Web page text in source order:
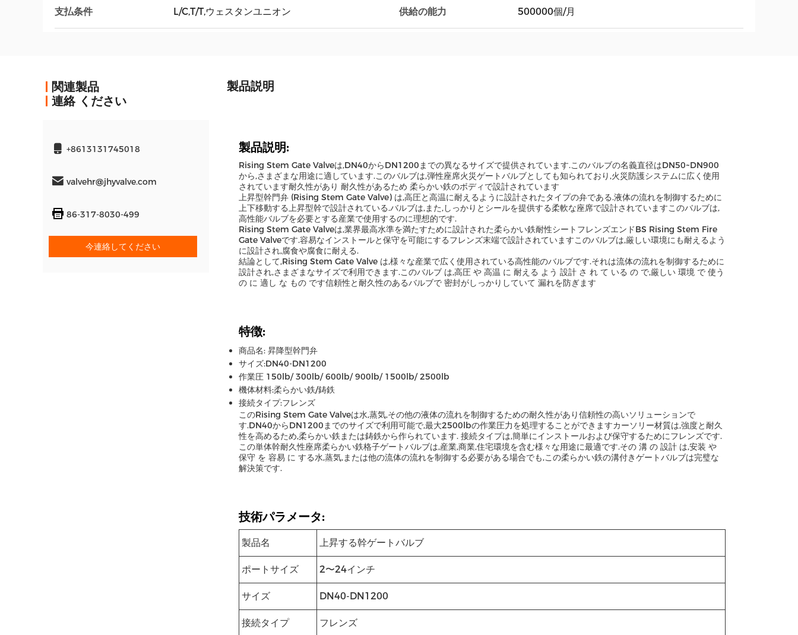
支払条件 L/C,T/T,ウェスタンユニオン 供給の能力 500000個/月
関連製品
連絡 ください
+8613131745018
valvehr@jhyvalve.com
86-317-8030-499
今連絡してください
製品説明
製品説明:
Rising Stem Gate Valveは,DN40からDN1200までの異なるサイズで提供されています.このバルブの名義直径はDN50~DN900
から,さまざまな用途に適しています.このバルブは,弾性座席火災ゲートバルブとしても知られており,火災防護システムに広く使用
されています耐久性があり 耐久性があるため 柔らかい鉄のボディで設計されています
上昇型幹門弁 (Rising Stem Gate Valve) は,高圧と高温に耐えるように設計されたタイプの弁である.液体の流れを制御するために
上下移動する上昇型幹で設計されている.バルブは,また,しっかりとシールを提供する柔軟な座席で設計されていますこのバルブは,
高性能バルブを必要とする産業で使用するのに理想的です.
Rising Stem Gate Valveは,業界最高水準を満たすために設計された柔らかい鉄耐性シートフレンズエンドBS Rising Stem Fire
Gate Valveです.容易なインストールと保守を可能にするフレンズ末端で設計されていますこのバルブは,厳しい環境にも耐えるよう
に設計され,腐食や腐食に耐える.
結論として,Rising Stem Gate Valve は,様々な産業で広く使用されている高性能のバルブです.それは流体の流れを制御するために
設計され,さまざまなサイズで利用できます.このバルブ は,高圧 や 高温 に 耐える よう 設計 さ れ て いる の で,厳しい 環境 で 使う
の に 適し な もの です信頼性と耐久性のあるバルブで 密封がしっかりしていて 漏れを防ぎます
特徴:
商品名: 昇降型幹門弁
サイズ:DN40-DN1200
作業圧 150lb/ 300lb/ 600lb/ 900lb/ 1500lb/ 2500lb
機体材料:柔らかい鉄/鋳鉄
接続タイプ:フレンズ
このRising Stem Gate Valveは水,蒸気,その他の液体の流れを制御するための耐久性があり信頼性の高いソリューションで
す.DN40からDN1200までのサイズで利用可能で,最大2500lbの作業圧力を処理することができますカーソリー材質は,強度と耐久
性を高めるため,柔らかい鉄または鋳鉄から作られています. 接続タイプは,簡単にインストールおよび保守するためにフレンズです.
この単体幹耐久性座席柔らかい鉄格子ゲートバルブは,産業,商業,住宅環境を含む様々な用途に最適です.その 溝 の 設計 は,安装 や
保守 を 容易 に する水,蒸気,または他の流体の流れを制御する必要がある場合でも,この柔らかい鉄の溝付きゲートバルブは完璧な
解決策です.
技術パラメータ:
製品名 上昇する幹ゲートバルブ
ポートサイズ 2〜24インチ
サイズ DN40-DN1200
接続タイプ フレンズ